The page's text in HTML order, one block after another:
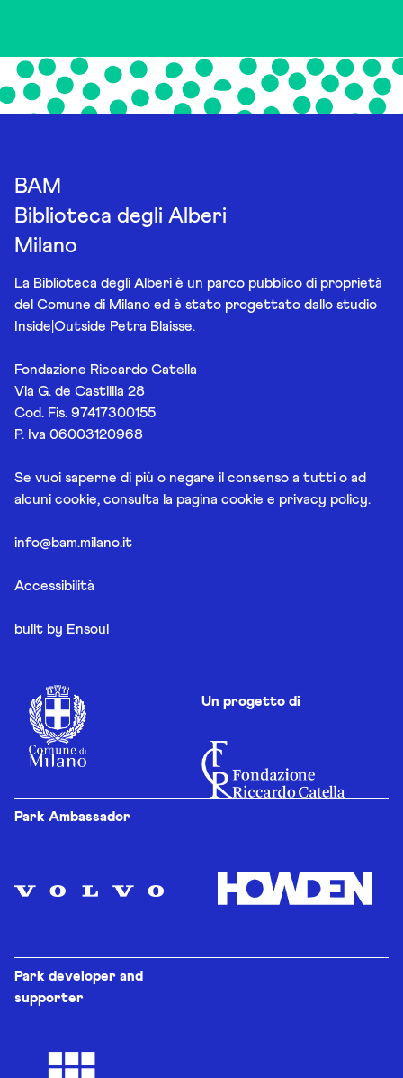
BAM
Biblioteca degli Alberi
Milano
La Biblioteca degli Alberi è un parco pubblico di proprietà
del Comune di Milano ed è stato progettato dallo studio
Inside|Outside Petra Blaisse.
Fondazione Riccardo Catella
Via G. de Castillia 28
Cod. Fis. 97417300155
P. Iva 06003120968
Se vuoi saperne di più o negare il consenso a tutti o ad
alcuni cookie, consulta la pagina cookie e privacy policy.
info@bam.milano.it
Accessibilità
built by Ensoul
Un progetto di
Park Ambassador
Park developer and
supporter